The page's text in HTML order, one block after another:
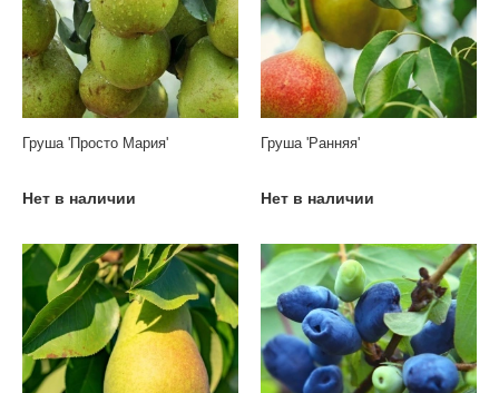
Груша 'Просто Мария'
Нет в наличии
Груша 'Ранняя'
Нет в наличии